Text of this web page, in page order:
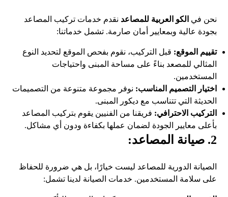
نحن في الكو العربية للمصاعد نقدم خدمات تركيب المصاعد
بجودة عالية وبمعايير أمان صارمة. تشمل خدماتنا:
تقييم الموقع: قبل التركيب، نقوم بفحص الموقع لتحديد النوع
المثالي للمصعد بناءً على مساحة المبنى واحتياجات
المستخدمين.
اختيار التصميم المناسب: نوفر مجموعة متنوعة من التصميمات
الحديثة التي تتناسب مع ديكور المبنى.
التركيب الاحترافي: فريقنا من الفنيين يقوم بتركيب المصاعد
بأعلى معايير الجودة لضمان عملها بكفاءة ودون أي مشاكل.
2. صيانة المصاعد:
الصيانة الدورية للمصاعد ليست خيارًا، بل هي ضرورة للحفاظ
على سلامة المستخدمين. خدمات الصيانة لدينا تشمل: